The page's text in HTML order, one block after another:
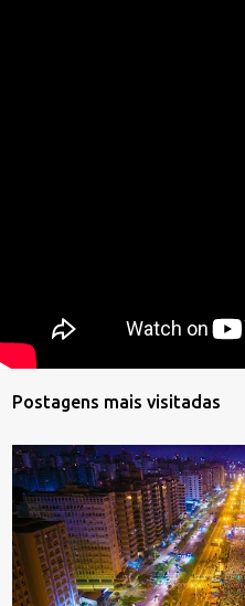
Postagens mais visitadas